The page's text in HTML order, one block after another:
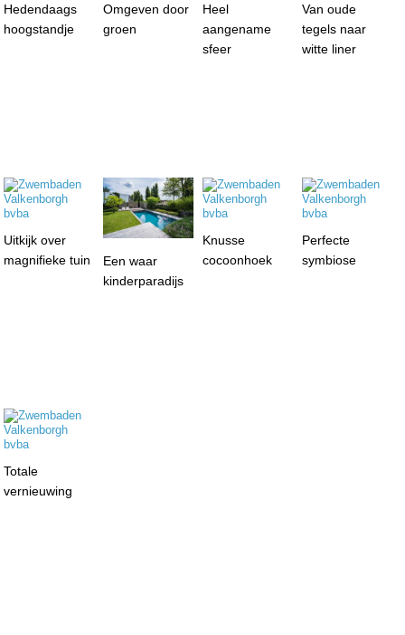
Hedendaags
hoogstandje
Omgeven door
groen
Heel
aangename
sfeer
Van oude
tegels naar
witte liner
Uitkijk over
magnifieke tuin
Een waar
kinderparadijs
Knusse
cocoonhoek
Perfecte
symbiose
Totale
vernieuwing